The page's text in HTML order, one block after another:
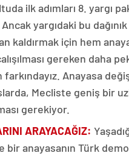
ilk adımları 8. yargı
yargıdaki bu dağınık
kaldırmak için hem
gereken daha
Anayasa
Mecliste geniş bir
gerekiyor.
ARAYACAĞIZ:
bir anayasanın Türk